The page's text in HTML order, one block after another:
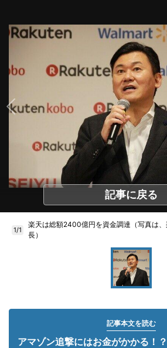
記事に戻る
1/1
楽天は総額2400億円を資金調達（写真は
長）
記事本文を読む
アマゾン追撃にはお金がかかる！